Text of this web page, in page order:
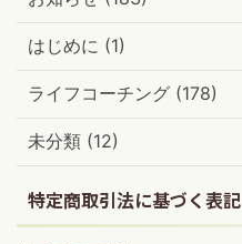
はじめに (1)
ライフコーチング (178)
未分類 (12)
特定商取引法に基づく表記